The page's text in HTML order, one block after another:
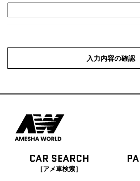
入力内容の確認
CAR SEARCH
［アメ車検索］